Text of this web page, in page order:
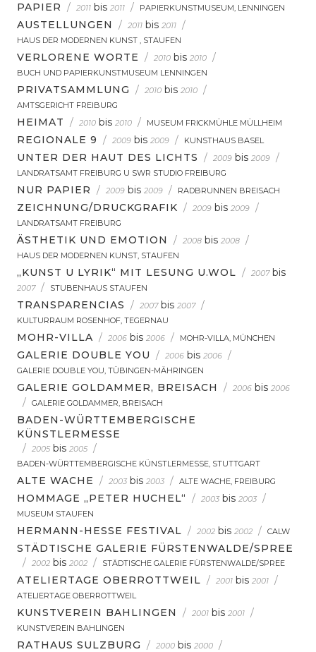
PAPIER / 2011 bis 2011 / PAPIERKUNSTMUSEUM, LENNINGEN
AUSTELLUNGEN / 2011 bis 2011 /
HAUS DER MODERNEN KUNST , STAUFEN
VERLORENE WORTE / 2010 bis 2010 /
BUCH UND PAPIERKUNSTMUSEUM LENNINGEN
PRIVATSAMMLUNG / 2010 bis 2010 /
AMTSGERICHT FREIBURG
HEIMAT / 2010 bis 2010 / MUSEUM FRICKMÜHLE MÜLLHEIM
REGIONALE 9 / 2009 bis 2009 / KUNSTHAUS BASEL
UNTER DER HAUT DES LICHTS / 2009 bis 2009 /
LANDRATSAMT FREIBURG U SWR STUDIO FREIBURG
NUR PAPIER / 2009 bis 2009 / RADBRUNNEN BREISACH
ZEICHNUNG/DRUCKGRAFIK / 2009 bis 2009 /
LANDRATSAMT FREIBURG
ÄSTHETIK UND EMOTION / 2008 bis 2008 /
HAUS DER MODERNEN KUNST, STAUFEN
„KUNST U LYRIK“ MIT LESUNG U.WOL / 2007 bis
2007 / STUBENHAUS STAUFEN
TRANSPARENCIAS / 2007 bis 2007 /
KULTURRAUM ROSENHOF, TEGERNAU
MOHR-VILLA / 2006 bis 2006 / MOHR-VILLA, MÜNCHEN
GALERIE DOUBLE YOU / 2006 bis 2006 /
GALERIE DOUBLE YOU, TÜBINGEN-MÄHRINGEN
GALERIE GOLDAMMER, BREISACH / 2006 bis 2006
/ GALERIE GOLDAMMER, BREISACH
BADEN-WÜRTTEMBERGISCHE
KÜNSTLERMESSE
/ 2005 bis 2005 /
BADEN-WÜRTTEMBERGISCHE KÜNSTLERMESSE, STUTTGART
ALTE WACHE / 2003 bis 2003 / ALTE WACHE, FREIBURG
HOMMAGE „PETER HUCHEL“ / 2003 bis 2003 /
MUSEUM STAUFEN
HERMANN-HESSE FESTIVAL / 2002 bis 2002 / CALW
STÄDTISCHE GALERIE FÜRSTENWALDE/SPREE
/ 2002 bis 2002 / STÄDTISCHE GALERIE FÜRSTENWALDE/SPREE
ATELIERTAGE OBERROTTWEIL / 2001 bis 2001 /
ATELIERTAGE OBERROTTWEIL
KUNSTVEREIN BAHLINGEN / 2001 bis 2001 /
KUNSTVEREIN BAHLINGEN
RATHAUS SULZBURG / 2000 bis 2000 /